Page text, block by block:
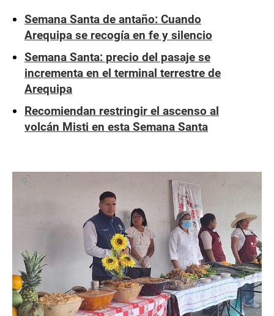
Semana Santa de antaño: Cuando
Arequipa se recogía en fe y silencio
Semana Santa: precio del pasaje se
incrementa en el terminal terrestre de
Arequipa
Recomiendan restringir el ascenso al
volcán Misti en esta Semana Santa